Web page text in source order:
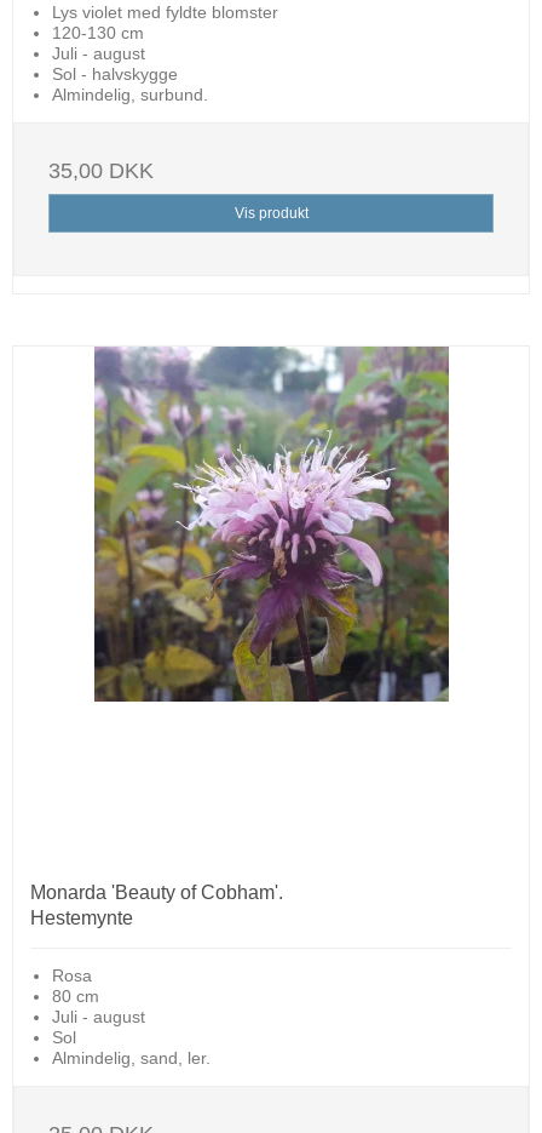
Lys violet med fyldte blomster
120-130 cm
Juli - august
Sol - halvskygge
Almindelig, surbund.
35,00 DKK
Vis produkt
Monarda 'Beauty of Cobham'.
Hestemynte
Rosa
80 cm
Juli - august
Sol
Almindelig, sand, ler.